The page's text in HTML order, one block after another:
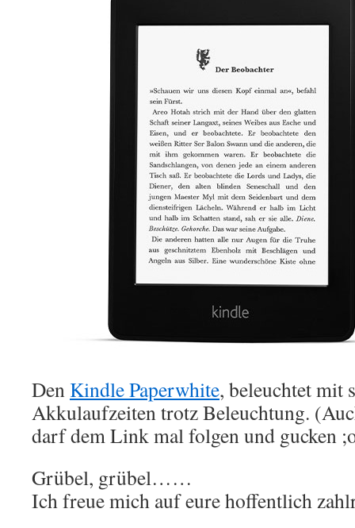
Den Kindle Paperwhite, beleuchtet mit
Akkulaufzeiten trotz Beleuchtung.
darf dem Link mal folgen und gucken
Grübel, grübel……
Ich freue mich auf eure hoffentlich